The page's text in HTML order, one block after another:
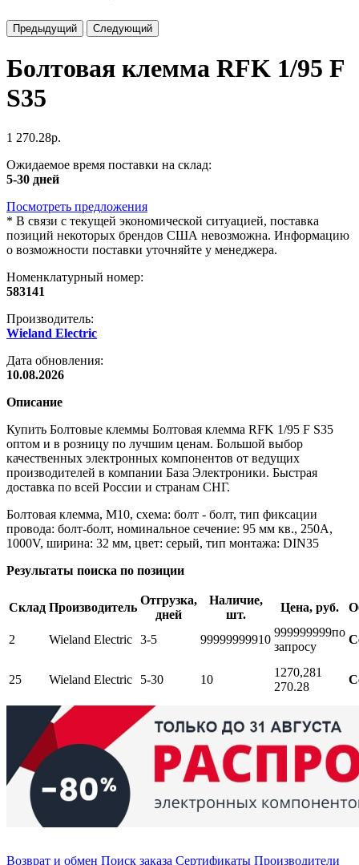
Предыдущий Следующий
Болтовая клемма RFK 1/95 F
S35
1 270.28р.
Ожидаемое время поставки на склад:
5-30 дней
Посмотреть предложения
* В связи с текущей экономической ситуацией, поставка
позиций некоторых брендов США невозможна. Информацию
о возможности поставки уточняйте у менеджера.
Номенклатурный номер:
583141
Производитель:
Wieland Electric
Дата обновления:
10.08.2026
Описание
Купить Болтовые клеммы Болтовая клемма RFK 1/95 F S35
оптом и в розницу по лучшим ценам. Большой выбор
качественных электронных компонентов от ведущих
производителей в компании База Электроники. Быстрая
доставка по всей России и странам СНГ.
Болтовая клемма, М10, схема: болт - болт, тип фиксации
провода: болт-болт, номинальное сечение: 95 мм кв., 250A,
1000V, ширина: 32 мм, цвет: серый, тип монтажа: DIN35
Результаты поиска по позиции
Склад Производитель
Отгрузка,
дней
Наличие,
шт.
Цена, руб.
2 Wieland Electric 3-5 99999999910
999999999по
запросу
25 Wieland Electric 5-30 10
1270,281
270.28
Возврат и обмен Поиск заказа Сертификаты Производители